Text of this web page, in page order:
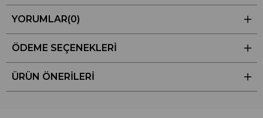
YORUMLAR(0)
ÖDEME SEÇENEKLERI
ÜRÜN ÖNERILERI